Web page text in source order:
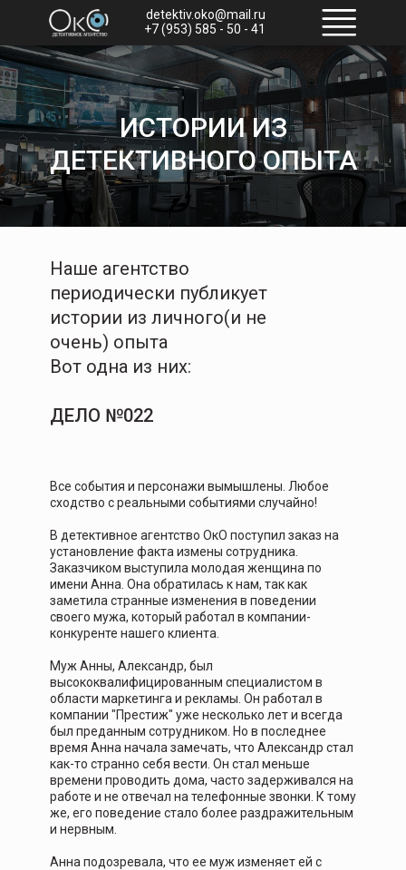
detektiv.oko@mail.ru
+7 (953) 585 - 50 - 41
ИСТОРИИ ИЗ
ДЕТЕКТИВНОГО ОПЫТА
Наше агентство
периодически публикует
истории из личного(и не
очень) опыта
Вот одна из них:
ДЕЛО №022
Все события и персонажи вымышлены. Любое
сходство с реальными событиями случайно!
В детективное агентство ОкО поступил заказ на
установление факта измены сотрудника.
Заказчиком выступила молодая женщина по
имени Анна. Она обратилась к нам, так как
заметила странные изменения в поведении
своего мужа, который работал в компании-
конкуренте нашего клиента.
Муж Анны, Александр, был
высококвалифицированным специалистом в
области маркетинга и рекламы. Он работал в
компании "Престиж" уже несколько лет и всегда
был преданным сотрудником. Но в последнее
время Анна начала замечать, что Александр стал
как-то странно себя вести. Он стал меньше
времени проводить дома, часто задерживался на
работе и не отвечал на телефонные звонки. К тому
же, его поведение стало более раздражительным
и нервным.
Анна подозревала, что ее муж изменяет ей с